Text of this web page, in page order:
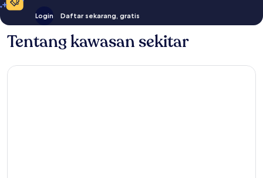
Login Daftar sekarang, gratis
Tentang kawasan sekitar